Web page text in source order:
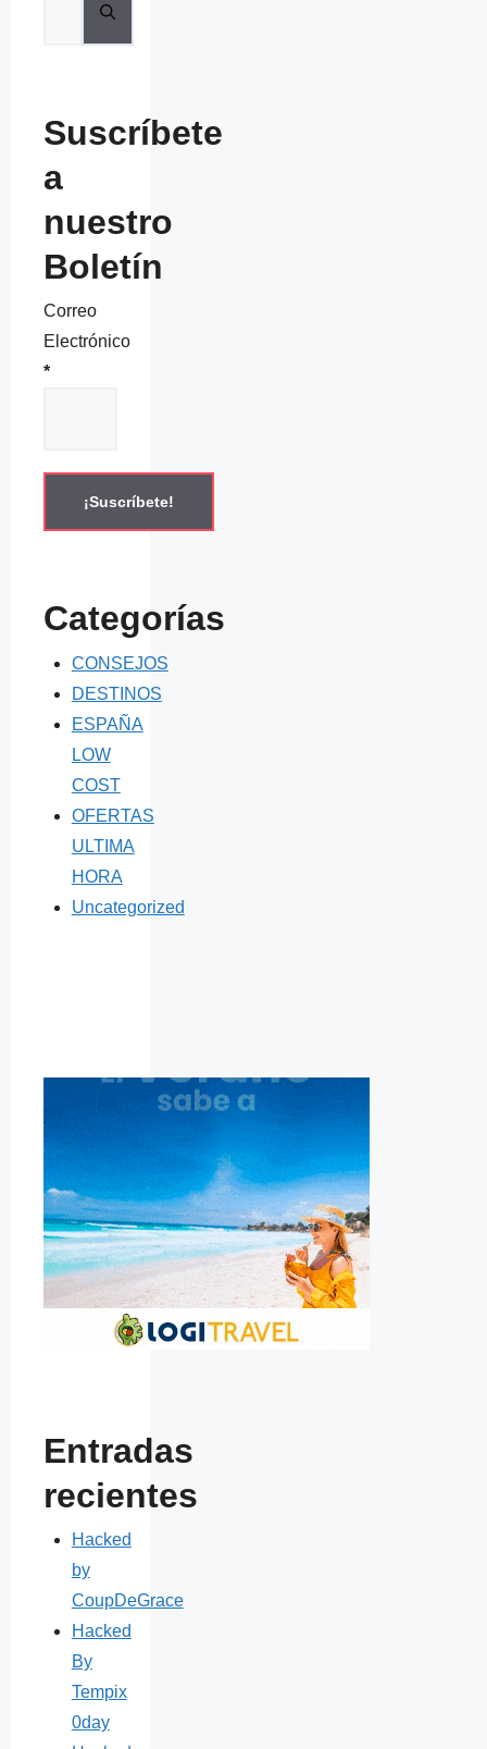
Suscríbete
a
nuestro
Boletín
Correo
Electrónico
*
Categorías
CONSEJOS
DESTINOS
ESPAÑA
LOW
COST
OFERTAS
ULTIMA
HORA
Uncategorized
Entradas
recientes
Hacked
by
CoupDeGrace
Hacked
By
Tempix
0day